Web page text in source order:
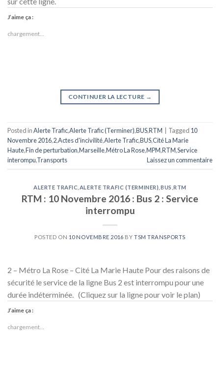
J’aime ça :
chargement…
CONTINUER LA LECTURE →
Posted inAlerte Trafic,Alerte Trafic (Terminer),BUS,RTM Tagged 10
Novembre 2016,2,Actes d'incivilité,Alerte Trafic,BUS,Cité La Marie
Haute,Fin de perturbation,Marseille,Métro La Rose,MPM,RTM,Service
interompu,Transports Laissez un commentaire
ALERTE TRAFIC ALERTE TRAFIC (TERMINER) BUS ,RTM
RTM : 10 Novembre 2016 : Bus 2 : Service
interrompu
POSTED ON 10 NOVEMBRE 2016 BY TSM TRANSPORTS
2 – Métro La Rose – Cité La Marie Haute Pour des raisons de
sécurité le service de la ligne Bus 2 est interrompu pour une
durée indéterminée. (Cliquez sur la ligne pour voir le plan)
J’aime ça :
chargement…